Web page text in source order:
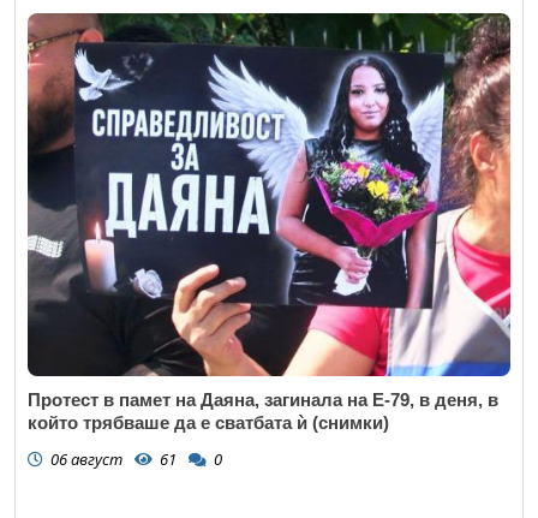
Протест в памет на Даяна, загинала на Е-79, в деня, в
който трябваше да е сватбата ѝ (снимки)
06 август 61 0